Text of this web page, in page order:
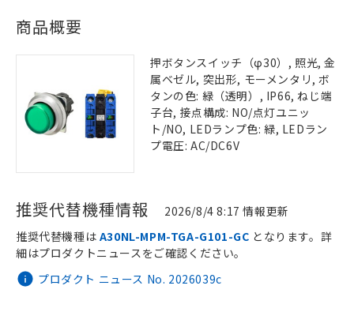
商品概要
押ボタンスイッチ（φ30）, 照光, 金
属ベゼル, 突出形, モーメンタリ, ボ
タンの色: 緑（透明）, IP66, ねじ端
子台, 接点構成: NO/点灯ユニッ
ト/NO, LEDランプ色: 緑, LEDラン
プ電圧: AC/DC6V
推奨代替機種情報 2026/8/4 8:17 情報更新
プロダクト ニュース No. 2026039c
推奨代替機種は A30NL-MPM-TGA-G101-GC となります。詳
細はプロダクトニュースをご確認ください。